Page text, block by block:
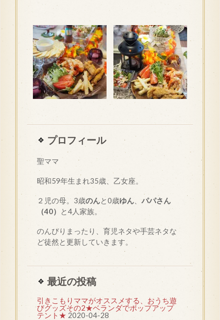
プロフィール
聖ママ
昭和59年生まれ35歳、乙女座。
２児の母。3歳のんと0歳ゆん
パパさん
（40）
と4人家族。
のんびりまったり、育児ネタや手芸ネタな
ど徒然と更新していきます。
最近の投稿
引きこもりママがオススメする、おうち遊
びグッズその2★ベランダでポップアップ
テント★ 2020-04-28